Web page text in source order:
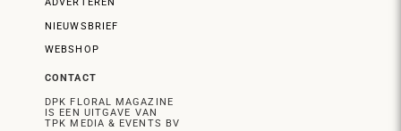
ADVERTEREN
NIEUWSBRIEF
WEBSHOP
CONTACT
DPK FLORAL MAGAZINE
IS EEN UITGAVE VAN
TPK MEDIA & EVENTS BV